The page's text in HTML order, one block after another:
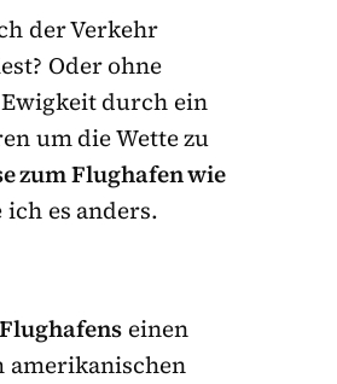
der Verkehr
Oder ohne
durch ein
um die Wette zu
zum Flughafen wie
es anders.
einen
amerikanischen